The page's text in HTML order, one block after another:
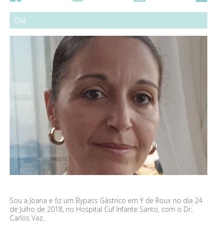
Olá
Sou a Joana e fiz um Bypass Gástrico em Y de Roux no dia 24
de Julho de 2018, no Hospital Cuf Infante Santo, com o Dr.
Carlos Vaz.